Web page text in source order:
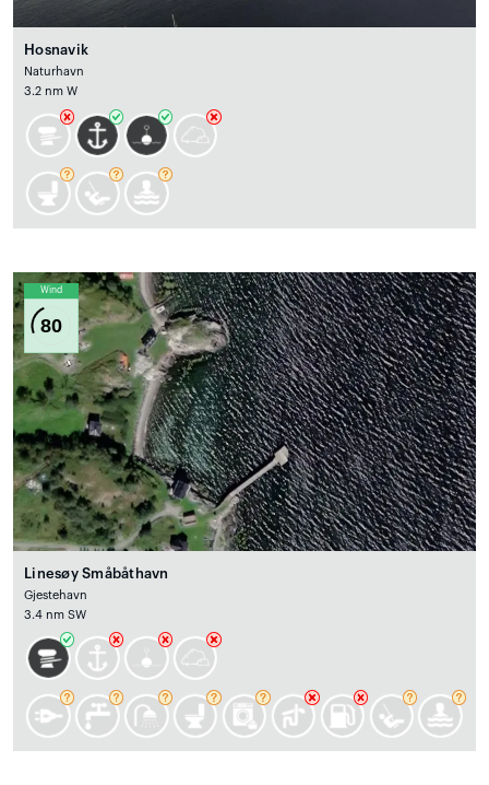
Hosnavik
Naturhavn
3.2 nm W
Wind
80
Linesøy Småbåthavn
Gjestehavn
3.4 nm SW